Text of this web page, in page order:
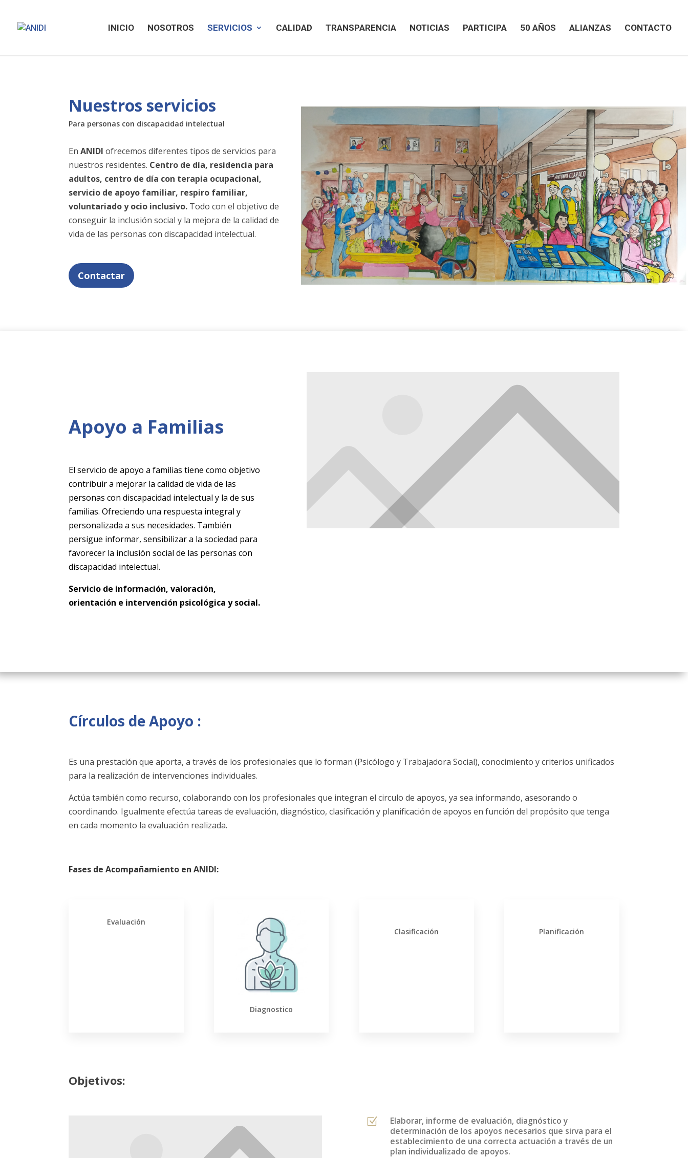
INICIO NOSOTROS SERVICIOS CALIDAD TRANSPARENCIA NOTICIAS PARTICIPA 50 AÑOS ALIANZAS CONTACTO
Nuestros servicios
Para personas con discapacidad intelectual
EnANIDI ofrecemos diferentes tipos de servicios para
nuestros residentes. Centro de día, residencia para
adultos, centro de día con terapia ocupacional,
servicio de apoyo familiar, respiro familiar,
voluntariado y ocio inclusivo. Todo con el objetivo de
conseguir la inclusión social y la mejora de la calidad de
vida de las personas con discapacidad intelectual.
Contactar
Apoyo a Familias
El servicio de apoyo a familias tiene como objetivo
contribuir a mejorar la calidad de vida de las
personas con discapacidad intelectual y la de sus
familias. Ofreciendo una respuesta integral y
personalizada a sus necesidades. También
persigue informar, sensibilizar a la sociedad para
favorecer la inclusión social de las personas con
discapacidad intelectual.
Servicio de información, valoración,
orientación e intervención psicológica y social.
Círculos de Apoyo :
Es una prestación que aporta, a través de los profesionales que lo forman (Psicólogo y Trabajadora Social), conocimiento y criterios unificados
para la realización de intervenciones individuales.
Actúa también como recurso, colaborando con los profesionales que integran el circulo de apoyos, ya sea informando, asesorando o
coordinando. Igualmente efectúa tareas de evaluación, diagnóstico, clasificación y planificación de apoyos en función del propósito que tenga
en cada momento la evaluación realizada.
Fases de Acompañamiento en ANIDI:
Evaluación
Diagnostico
Clasificación Planificación
Objetivos:
Z
Elaborar, informe de evaluación, diagnóstico y
determinación de los apoyos necesarios que sirva para el
establecimiento de una correcta actuación a través de un
plan individualizado de apoyos.